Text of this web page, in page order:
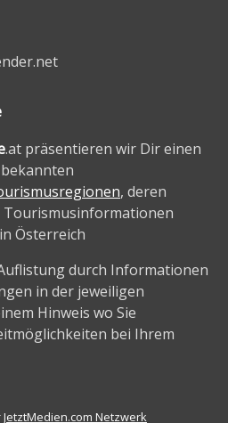
.at präsentieren wir Dir einen
, deren
Österreich
durch Informationen
in der jeweiligen
Hinweis wo Sie
bei Ihrem
JetztMedien.com Netzwerk